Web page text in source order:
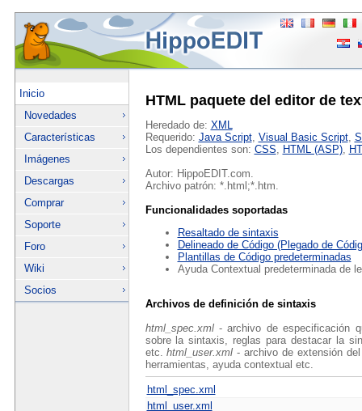
Inicio
Novedades
Características
Imágenes
Descargas
Comprar
Soporte
Foro
Wiki
Socios
HTML paquete del editor de
Heredado de: XML
Requerido: Java Script, Visual Basic Script,
Los dependientes son: CSS, HTML (ASP),
Autor: HippoEDIT.com.
Archivo patrón: *.html;*.htm.
Funcionalidades soportadas
Resaltado de sintaxis
Delineado de Código (Plegado de
Plantillas de Código predeterminadas
Ayuda Contextual predeterminada de
Archivos de definición de sintaxis
html_spec.xml- archivo de especificación
sobre la sintaxis, reglas para destacar la
etc.html_user.xml - archivo de extensión
herramientas, ayuda contextual etc.
html_spec.xml
html_user.xml